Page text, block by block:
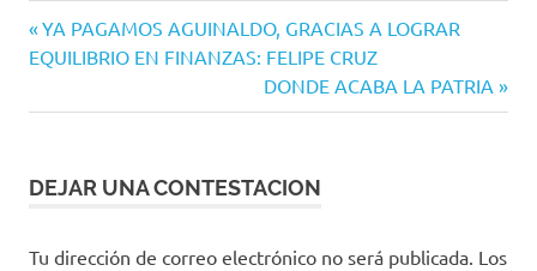
Navegación
de
entradas
Entrada
anterior:
YA PAGAMOS AGUINALDO, GRACIAS A LOGRAR
EQUILIBRIO EN FINANZAS: FELIPE CRUZ
Siguiente
entrada:
DONDE ACABA LA PATRIA
DEJAR UNA CONTESTACION
Tu dirección de correo electrónico no será publicada. Los